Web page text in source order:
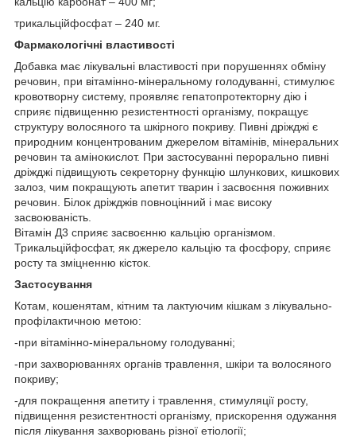
трикальційфосфат – 240 мг.
Фармакологічні властивості
Добавка має лікувальні властивості при порушеннях обміну
речовин, при вітамінно-мінеральному голодуванні, стимулює
кровотворну систему, проявляє гепатопротекторну дію і
сприяє підвищенню резистентності організму, покращує
структуру волосяного та шкірного покриву. Пивні дріжджі є
природним концентрованим джерелом вітамінів, мінеральних
речовин та амінокислот. При застосуванні перорально пивні
дріжджі підвищують секреторну функцію шлункових, кишкових
залоз, чим покращують апетит тварин і засвоєння поживних
речовин. Білок дріжджів повноцінний і має високу
засвоюваність.
Вітамін Д3 сприяє засвоєнню кальцію організмом.
Трикальційфосфат, як джерело кальцію та фосфору, сприяє
росту та зміцненню кісток.
Застосування
Котам, кошенятам, кітним та лактуючим кішкам з лікувально-
профілактичною метою:
-при вітамінно-мінеральному голодуванні;
-при захворюваннях органів травлення, шкіри та волосяного
покриву;
-для покращення апетиту і травлення, стимуляції росту,
підвищення резистентності організму, прискорення одужання
після лікування захворювань різної етіології;